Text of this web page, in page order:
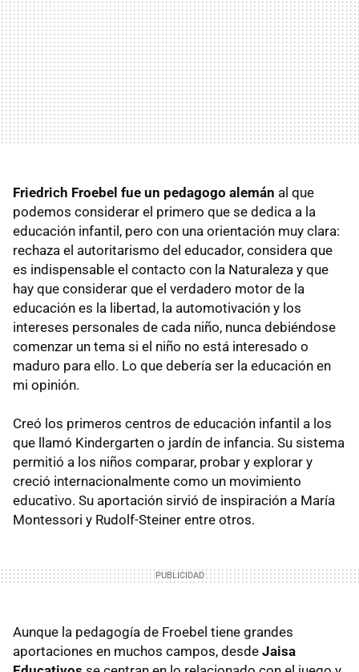
Friedrich Froebel fue un pedagogo alemán al que
podemos considerar el primero que se dedica a la
educación infantil, pero con una orientación muy clara:
rechaza el autoritarismo del educador, considera que
es indispensable el contacto con la Naturaleza y que
hay que considerar que el verdadero motor de la
educación es la libertad, la automotivación y los
intereses personales de cada niño, nunca debiéndose
comenzar un tema si el niño no está interesado o
maduro para ello. Lo que debería ser la educación en
mi opinión.
Creó los primeros centros de educación infantil a los
que llamó Kindergarten o jardín de infancia. Su sistema
permitió a los niños comparar, probar y explorar y
creció internacionalmente como un movimiento
educativo. Su aportación sirvió de inspiración a María
Montessori y Rudolf-Steiner entre otros.
Aunque la pedagogía de Froebel tiene grandes
aportaciones en muchos campos, desde Jaisa